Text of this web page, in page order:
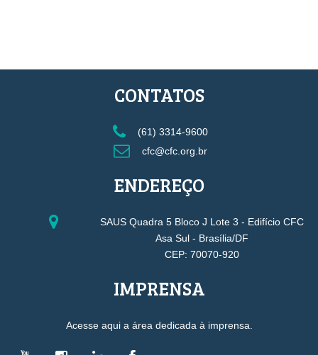
CONTATOS
(61) 3314-9600
cfc@cfc.org.br
ENDEREÇO
SAUS Quadra 5 Bloco J Lote 3 - Edifício CFC
Asa Sul - Brasília/DF
CEP: 70070-920
IMPRENSA
Acesse aqui a área dedicada à imprensa.